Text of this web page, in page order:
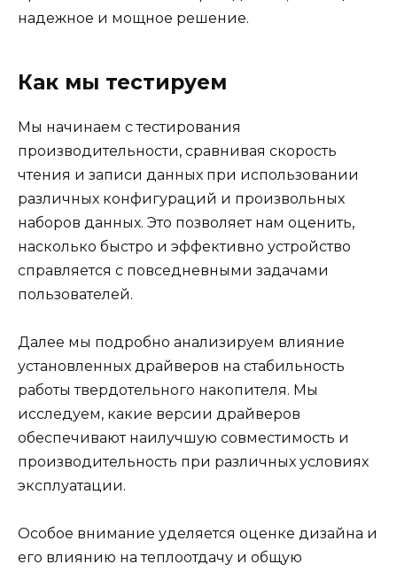
надежное и мощное решение.
Как мы тестируем
Мы начинаем с тестирования
производительности, сравнивая скорость
чтения и записи данных при использовании
различных конфигураций и произвольных
наборов данных. Это позволяет нам оценить,
насколько быстро и эффективно устройство
справляется с повседневными задачами
пользователей.
Далее мы подробно анализируем влияние
установленных драйверов на стабильность
работы твердотельного накопителя. Мы
исследуем, какие версии драйверов
обеспечивают наилучшую совместимость и
производительность при различных условиях
эксплуатации.
Особое внимание уделяется оценке дизайна и
его влиянию на теплоотдачу и общую